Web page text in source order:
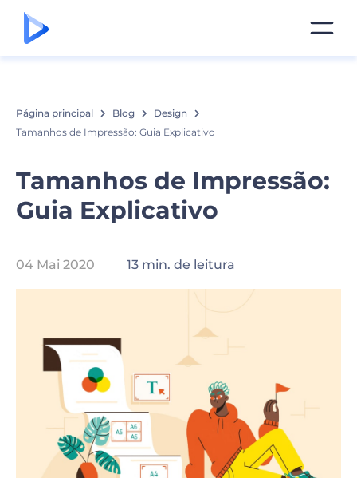
Página principal Blog
Design
Tamanhos de Impressão: Guia Explicativo
Tamanhos de Impressão:
Guia Explicativo
04 Mai 2020 13 min. de leitura